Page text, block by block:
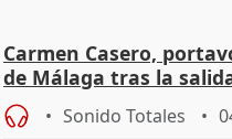
Carmen Casero,
de Málaga tras la
Sonido Totales